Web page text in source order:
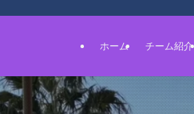
ホーム チーム紹介